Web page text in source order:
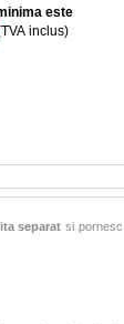
este
inclus)
separat si pornesc